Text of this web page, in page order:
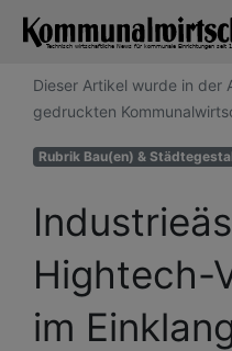
Dieser Artikel wurde in
gedruckten
Rubrik Bau(en) &
Hightech-
im